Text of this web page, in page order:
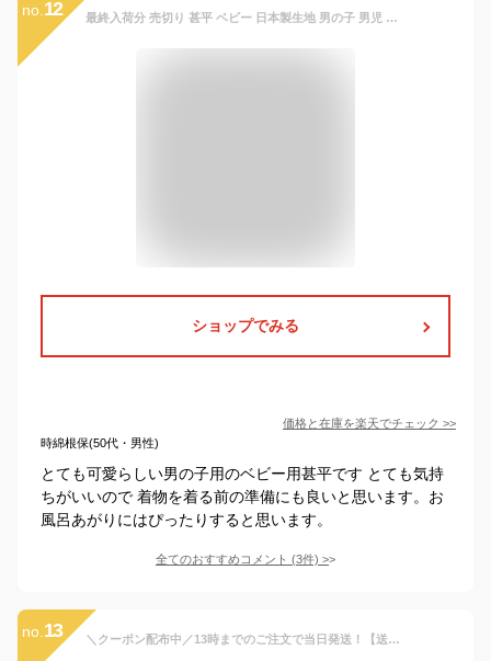
no. 12 最終入荷分 売切り 甚平 ベビー 日本製生地 男の子 男児 子供 14色 綿100％ 和柄 80cm 90cm 95cm 100cm 110cm 120cm じんべい 浴衣 部屋着 パジャマ キッズ ベビー 夏
ショップでみる
価格と在庫を楽天でチェック >>
時綿根保(50代・男性)
とても可愛らしい男の子用のベビー用甚平です とても気持
ちがいいので 着物を着る前の準備にも良いと思います。お
風呂あがりにはぴったりすると思います。
全てのおすすめコメント (3件) >
no. 13 ＼クーポン配布中／13時までのご注文で当日発送！【送料無料】 安心 日本製 【 子供 甚平 】甚平 男の子 女の子 綿 ベビー キッズ サイズ豊富 お揃い 70/80/90/100/110/120cm